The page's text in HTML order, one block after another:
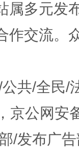
属多元发
作交流。
共/全民/
京公网安
/发布广